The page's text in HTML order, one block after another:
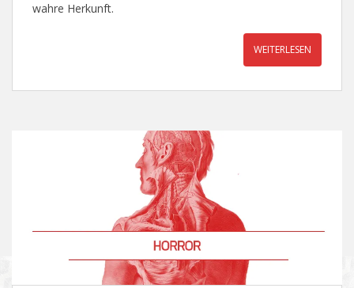
wahre Herkunft.
WEITERLESEN